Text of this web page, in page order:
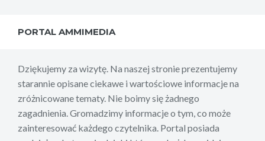
PORTAL AMMIMEDIA
Dziękujemy za wizytę. Na naszej stronie prezentujemy
starannie opisane ciekawe i wartościowe informacje na
zróżnicowane tematy. Nie boimy się żadnego
zagadnienia. Gromadzimy informacje o tym, co może
zainteresować każdego czytelnika. Portal posiada